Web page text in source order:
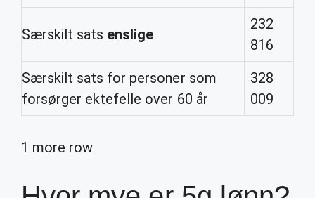
Særskilt sats enslige
232
816
Særskilt sats for personer som
forsørger ektefelle over 60 år
328
009
1 more row